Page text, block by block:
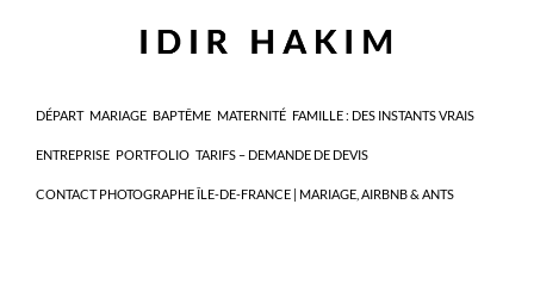
DÉPART MARIAGE BAPTÊME MATERNITÉ FAMILLE : DES INSTANTS VRAIS
ENTREPRISE PORTFOLIO TARIFS – DEMANDE DE DEVIS
CONTACT PHOTOGRAPHE ÎLE-DE-FRANCE | MARIAGE, AIRBNB & ANTS